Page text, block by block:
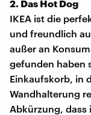
2. Das Hot Dog
IKEA ist die
und freundlich
außer an
gefunden haben
Einkaufskorb, in
Wandhalterung
Abkürzung,